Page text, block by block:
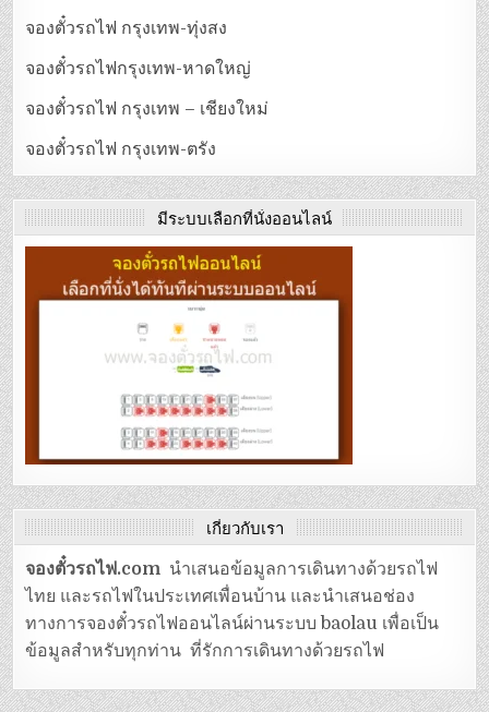
จองตั๋วรถไฟ กรุงเทพ-ทุ่งสง
จองตั๋วรถไฟกรุงเทพ-หาดใหญ่
จองตั๋วรถไฟ กรุงเทพ – เชียงใหม่
จองตั๋วรถไฟ กรุงเทพ-ตรัง
มีระบบเลือกที่นั่งออนไลน์
เกี่ยวกับเรา
จองตั๋วรถไฟ.com นำเสนอข้อมูลการเดินทางด้วยรถไฟ
ไทย และรถไฟในประเทศเพื่อนบ้าน และนำเสนอช่อง
ทางการจองตั๋วรถไฟออนไลน์ผ่านระบบ baolau เพื่อเป็น
ข้อมูลสำหรับทุกท่าน ที่รักการเดินทางด้วยรถไฟ